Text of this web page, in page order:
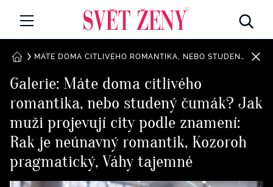
MÓDA A KRÁSA
CELEBRITY
Všechny kategorie
Rozhovory
RETROHUBKY
PSYCHOLOGIE
Všechny kategorie
DOMŮ MÁTE DOMA CITLIVÉHO ROMANTIKA, NEBO STUDENÝ ČUMÁK? JAK MUŽI PROJEVUJÍ CITY PODLE ZNAMENÍ: RAK JE NEÚNAVNÝ ROMANTIK, KOZOROH PRAGMATICKÝ, VÁHY TAJEMNÉ
Galerie: Máte doma citlivého
romantika, nebo studený čumák? Jak
muži projevují city podle znamení:
Rak je neúnavný romantik, Kozoroh
pragmatický, Váhy tajemné